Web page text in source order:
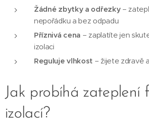
Žádné zbytky a odřezky–
nepořádku a bez odpadu
Příznivá cena – zaplatíte jen
izolaci
Reguluje vlhkost – žijete zdravě
Jak probíhá zateplení
izolací?